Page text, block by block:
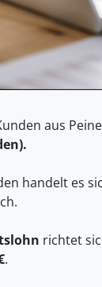
aus
handelt es
richtet
.